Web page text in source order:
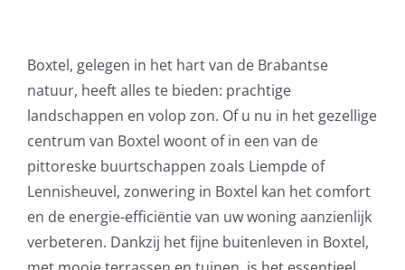
Boxtel, gelegen in het hart van de Brabantse
natuur, heeft alles te bieden: prachtige
landschappen en volop zon. Of u nu in het gezellige
centrum van Boxtel woont of in een van de
pittoreske buurtschappen zoals Liempde of
Lennisheuvel, zonwering in Boxtel kan het comfort
en de energie-efficiëntie van uw woning aanzienlijk
verbeteren. Dankzij het fijne buitenleven in Boxtel,